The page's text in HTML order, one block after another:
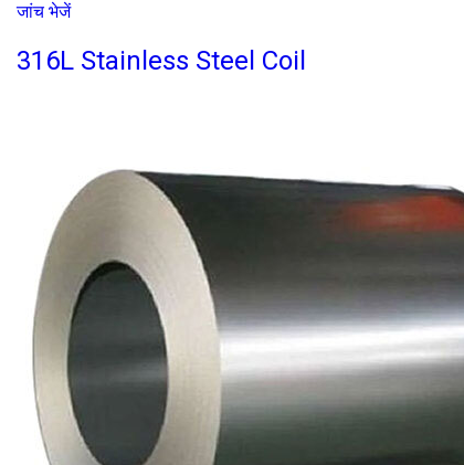
जांच भेजें
316L Stainless Steel Coil